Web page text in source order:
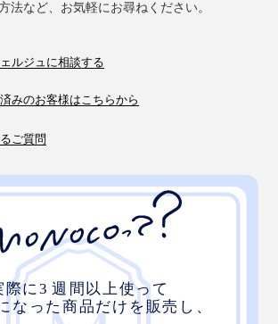
法など、お気軽にお尋ねください。
ルジュに相談する
みのお客様はこちらから
ご質問